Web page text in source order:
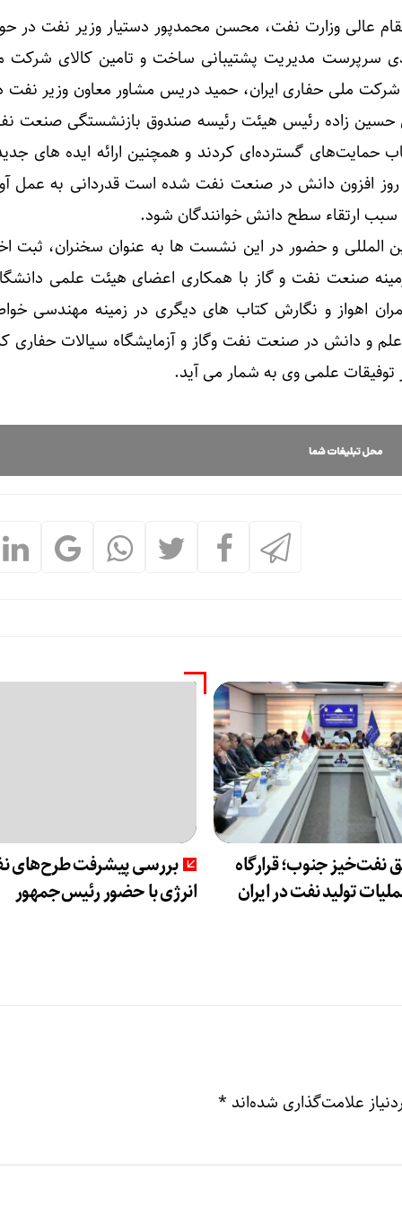
عالی وزارت نفت، محسن محمدپور دستیار وزیر نفت در
مدیریت پشتیبانی ساخت و تامین کالای شرکت
شرکت ملی حفاری ایران، حمید دریس مشاور معاون وزیر نفت
حسین زاده رئیس هیئت رئیسه صندوق بازنشستگی صنعت
حمایت‌های گسترده‌ای کردند و همچنین ارائه ایده های
افزون دانش در صنعت نفت شده است قدردانی به عمل
سبب ارتقاء سطح دانش خوانندگان شود.
۱۶ همایش بین المللی و حضور در این نشست ها به عنوان سخنران، ثبت
صنعت نفت و گاز با همکاری اعضای هیئت علمی
اهواز و نگارش کتاب های دیگری در زمینه مهندسی
و دانش در صنعت نفت وگاز و آزمایشگاه سیالات حفاری
توفیقات علمی وی به شمار می آید.
نفت‌خیز جنوب؛ قرارگاه
تولید نفت در ایران
بررسی پیشرفت طرح‌های
انرژی با حضور رئیس‌جمهور
علامت‌گذاری شده‌اند *